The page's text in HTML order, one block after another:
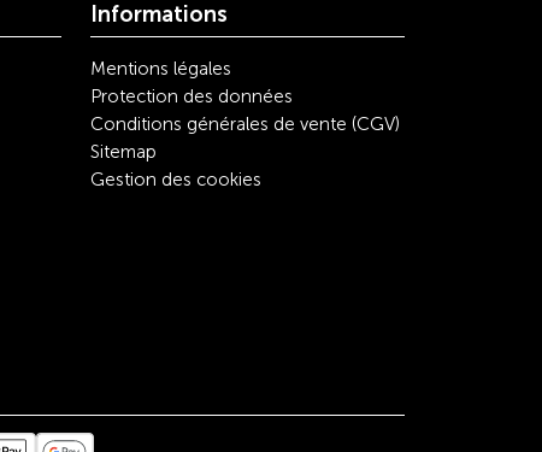
Informations
Mentions légales
Protection des données
Conditions générales de vente (CGV)
Sitemap
Gestion des cookies